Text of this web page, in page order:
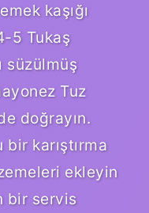
kaşığı
5 Tukaş
süzülmüş
Tuz
doğrayın.
karıştırma
ekleyin
bir servis